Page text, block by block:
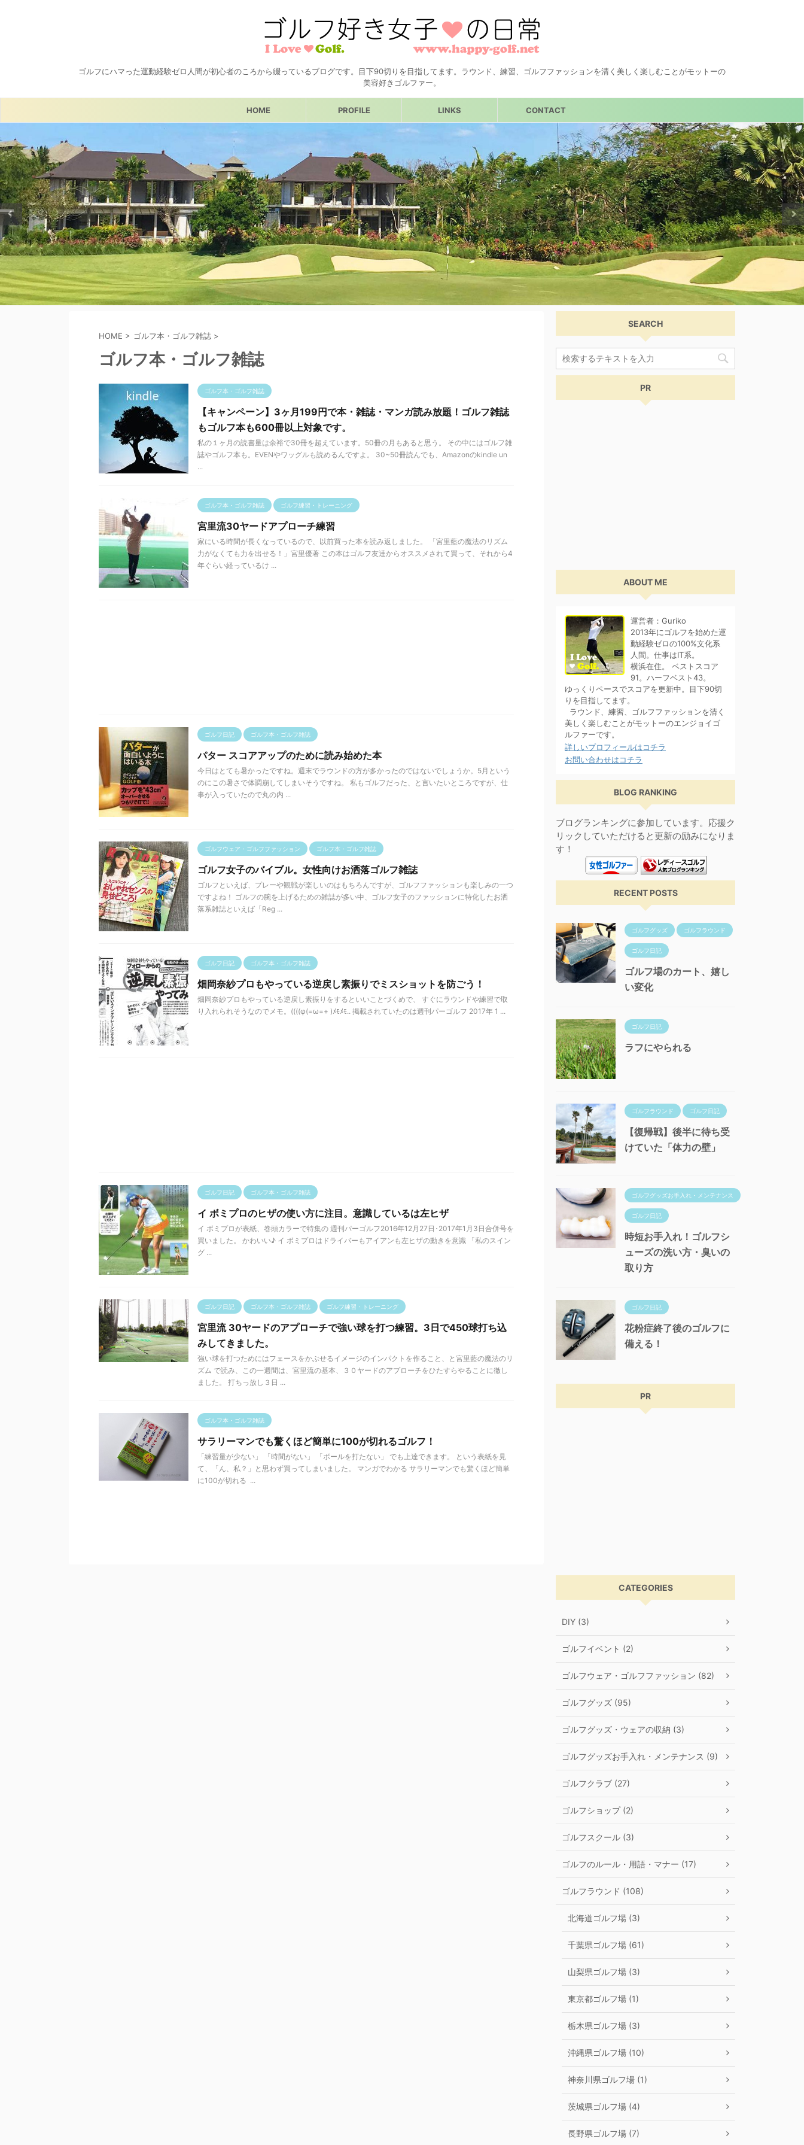
ゴルフにハマった運動経験ゼロ人間が初心者のころから綴っているブログです。目下90切りを目指してます。ラウンド、練習、ゴルフファッションを清く美しく楽しむことがモットーの
美容好きゴルファー。
HOME PROFILE LINKS CONTACT
HOME > ゴルフ本・ゴルフ雑誌 >
ゴルフ本・ゴルフ雑誌
ゴルフ本・ゴルフ雑誌
【キャンペーン】3ヶ月199円で本・雑誌・マンガ読み放題！ゴルフ雑誌
もゴルフ本も600冊以上対象です。
私の１ヶ月の読書量は余裕で30冊を超えています。50冊の月もあると思う。 その中にはゴルフ雑
誌やゴルフ本も。EVENやワッグルも読めるんですよ。 30~50冊読んでも、Amazonのkindle un
...
ゴルフ本・ゴルフ雑誌 ゴルフ練習・トレーニング
宮里流30ヤードアプローチ練習
家にいる時間が長くなっているので、以前買った本を読み返しました。 「宮里藍の魔法のリズム
力がなくても力を出せる！」宮里優著 この本はゴルフ友達からオススメされて買って、それから4
年ぐらい経っているけ ...
ゴルフ日記 ゴルフ本・ゴルフ雑誌
パター スコアアップのために読み始めた本
今日はとても暑かったですね。週末でラウンドの方が多かったのではないでしょうか。5月という
のにこの暑さで体調崩してしまいそうですね。 私もゴルフだった、と言いたいところですが、仕
事が入っていたので丸の内 ...
ゴルフウェア・ゴルフファッション ゴルフ本・ゴルフ雑誌
ゴルフ女子のバイブル。女性向けお洒落ゴルフ雑誌
ゴルフといえば、プレーや観戦が楽しいのはもちろんですが、ゴルフファッションも楽しみの一つ
ですよね！ ゴルフの腕を上げるための雑誌が多い中、ゴルフ女子のファッションに特化したお洒
落系雑誌といえば「Reg ...
ゴルフ日記 ゴルフ本・ゴルフ雑誌
畑岡奈紗プロもやっている逆戻し素振りでミスショットを防ごう！
畑岡奈紗プロもやっている逆戻し素振りをするといいことづくめで、 すぐにラウンドや練習で取
り入れられそうなのでメモ。((((φ(=ω=+ )ﾒﾓﾒﾓ.. 掲載されていたのは週刊パーゴルフ 2017年 1 ...
ゴルフ日記 ゴルフ本・ゴルフ雑誌
イ ボミプロのヒザの使い方に注目。意識しているは左ヒザ
イ ボミプロが表紙、巻頭カラーで特集の 週刊パーゴルフ2016年12月27日･2017年1月3日合併号を
買いました。 かわいい♪ イ ボミプロはドライバーもアイアンも左ヒザの動きを意識 「私のスイン
グ ...
ゴルフ日記 ゴルフ本・ゴルフ雑誌 ゴルフ練習・トレーニング
宮里流 30ヤードのアプローチで強い球を打つ練習。3日で450球打ち込
みしてきました。
強い球を打つためにはフェースをかぶせるイメージのインパクトを作ること、と宮里藍の魔法のリ
ズム で読み、この一週間は、宮里流の基本、３０ヤードのアプローチをひたすらやることに徹し
ました。 打ちっ放し３日 ...
ゴルフ本・ゴルフ雑誌
サラリーマンでも驚くほど簡単に100が切れるゴルフ！
「練習量が少ない」 「時間がない」 「ボールを打たない」 でも上達できます。 という表紙を見
て、「ん、私？」と思わず買ってしまいました。 マンガでわかる サラリーマンでも驚くほど簡単
に100が切れる ...
SEARCH
PR
ABOUT ME
運営者：Guriko
2013年にゴルフを始めた運
動経験ゼロの100%文化系
人間。仕事はIT系。
横浜在住。 ベストスコア
91。ハーフベスト43。
ゆっくりペースでスコアを更新中。目下90切
りを目指してます。
ラウンド、練習、ゴルフファッションを清く
美しく楽しむことがモットーのエンジョイゴ
ルファーです。
詳しいプロフィールはコチラ
お問い合わせはコチラ
BLOG RANKING
ブログランキングに参加しています。応援ク
リックしていただけると更新の励みになりま
す！
RECENT POSTS
ゴルフグッズ ゴルフラウンド
ゴルフ日記
ゴルフ場のカート、嬉し
い変化
ゴルフ日記
ラフにやられる
ゴルフラウンド ゴルフ日記
【復帰戦】後半に待ち受
けていた「体力の壁」
ゴルフグッズお手入れ・メンテナンス
ゴルフ日記
時短お手入れ！ゴルフシ
ューズの洗い方・臭いの
取り方
ゴルフ日記
花粉症終了後のゴルフに
備える！
PR
CATEGORIES
DIY (3)
ゴルフイベント (2)
ゴルフウェア・ゴルフファッション (82)
ゴルフグッズ (95)
ゴルフグッズ・ウェアの収納 (3)
ゴルフグッズお手入れ・メンテナンス (9)
ゴルフクラブ (27)
ゴルフショップ (2)
ゴルフスクール (3)
ゴルフのルール・用語・マナー (17)
ゴルフラウンド (108)
北海道ゴルフ場 (3)
千葉県ゴルフ場 (61)
山梨県ゴルフ場 (3)
東京都ゴルフ場 (1)
栃木県ゴルフ場 (3)
沖縄県ゴルフ場 (10)
神奈川県ゴルフ場 (1)
茨城県ゴルフ場 (4)
長野県ゴルフ場 (7)